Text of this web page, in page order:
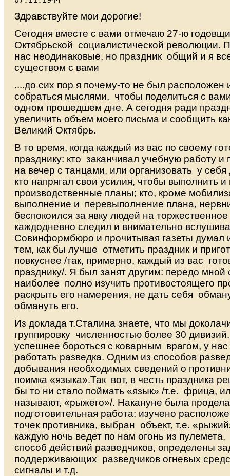
Здравствуйте мои дорогие!
Сегодня вместе с вами отмечаю 27-ю
Октябрьской социалистической революции.
нас неодинаковые, но праздник общий и я
существом с вами
....до сих пор я почему-то не был расположен
собраться мыслями, чтобы поделиться с
одном прошедшем дне. А сегодня ради
увеличить объем моего письма и сообщить
Великий Октябрь.
В то время, когда каждый из вас по своему
празднику: кто заканчивал учебную работу и
на вечер с танцами, или организовать у себя
кто напрягал свои усилия, чтобы выполнить
производственные планы; кто, кроме
выполнение и перевыполнение плана,
беспокоился за явку людей на
каждодневно следил и внимательно
Совинформбюро и прочитывая газеты думал
тем, как бы лучше отметить праздник и
повкуснее /так, примерно, каждый из вас
празднику/. Я был занят другим: передо мной
наиболее полно изучить противостоящего
раскрыть его намерения, не дать себя
обмануть его.
Из доклада т.Сталина знаете, что мы
группировку численностью более 30
успешнее бороться с коварным врагом, у
работать разведка. Одним из способов
добывания необходимых сведений о
поимка «языка».Так вот, в честь праздника
бы то ни стало поймать «язык» /т.е. фрица,
называют, «рыжего»/. Накануне была
подготовительная работа: изучено
точек противника, выбран объект, т.е.
каждую ночь ведет по нам огонь из
способ действий разведчиков, определены
поддерживающих разведчиков огневых
сигналы и т.д.